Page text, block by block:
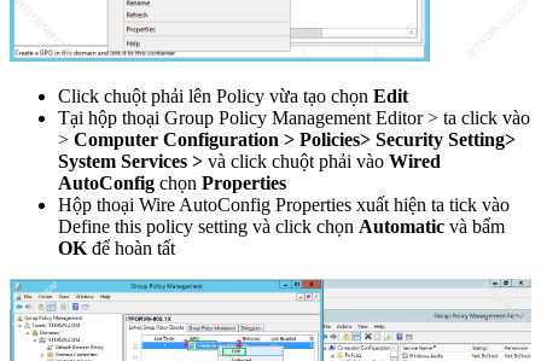
Click chuột phải lên Policy vừa tạo chọn Edit
Tại hộp thoại Group Policy Management Editor > ta click vào
> Computer Configuration > Policies> Security Setting>
System Services > và click chuột phải vào Wired
AutoConfig chọn Properties
Hộp thoại Wire AutoConfig Properties xuất hiện ta tick vào
Define this policy setting và click chọn Automatic và bấm
OK để hoàn tất